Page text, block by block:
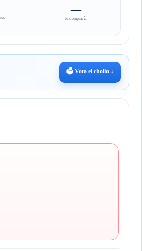
—
lo compraría
🗳️ Vota el chollo ↓